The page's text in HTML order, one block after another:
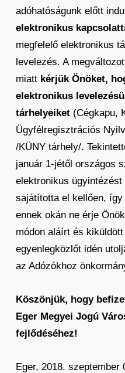
adóhatóságunk előtt
elektronikus
megfelelő elektronikus
levelezés. A
miatt kérjük Önöket,
elektronikus
tárhelyeiket(Cégkapu,
Ügyfélregisztrációs
/KÜNY tárhely/.
január 1-jétől országos
elektronikus ügyintézést
sajátította el kellően,
ennek okán ne érje
módon aláírt és
egyenlegközlőt idén
az Adózókhoz
Köszönjük, hogy
Eger Megyei Jogú
fejlődéséhez!
Eger, 2018. szeptember